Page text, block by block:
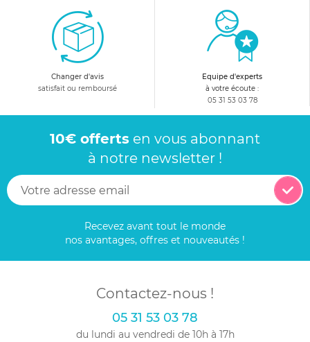
Changer d'avis
satisfait ou remboursé
Equipe d'experts
à votre écoute :
05 31 53 03 78
10€ offerts en vous abonnant
à notre newsletter !
Recevez avant tout le monde
nos avantages, offres et nouveautés !
Contactez-nous !
05 31 53 03 78
du lundi au vendredi de 10h à 17h